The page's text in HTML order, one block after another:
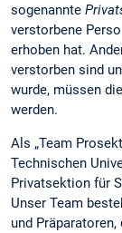
sogenannte
verstorbene
erhoben hat.
verstorben sind
wurde, müssen
werden.
Als „Team
Technischen
Privatsektion für
Unser Team
und